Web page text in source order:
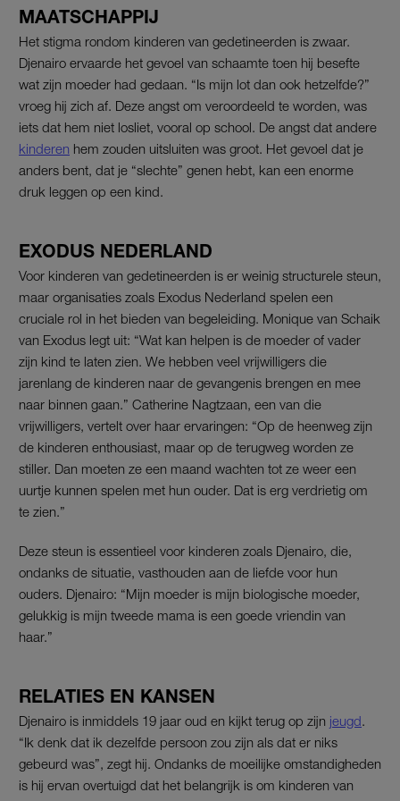
MAATSCHAPPIJ
Het stigma rondom kinderen van gedetineerden is zwaar.
Djenairo ervaarde het gevoel van schaamte toen hij besefte
wat zijn moeder had gedaan. “Is mijn lot dan ook hetzelfde?”
vroeg hij zich af. Deze angst om veroordeeld te worden, was
iets dat hem niet losliet, vooral op school. De angst dat andere
kinderen hem zouden uitsluiten was groot. Het gevoel dat je
anders bent, dat je “slechte” genen hebt, kan een enorme
druk leggen op een kind.
EXODUS NEDERLAND
Voor kinderen van gedetineerden is er weinig structurele steun,
maar organisaties zoals Exodus Nederland spelen een
cruciale rol in het bieden van begeleiding. Monique van Schaik
van Exodus legt uit: “Wat kan helpen is de moeder of vader
zijn kind te laten zien. We hebben veel vrijwilligers die
jarenlang de kinderen naar de gevangenis brengen en mee
naar binnen gaan.” Catherine Nagtzaan, een van die
vrijwilligers, vertelt over haar ervaringen: “Op de heenweg zijn
de kinderen enthousiast, maar op de terugweg worden ze
stiller. Dan moeten ze een maand wachten tot ze weer een
uurtje kunnen spelen met hun ouder. Dat is erg verdrietig om
te zien.”
Deze steun is essentieel voor kinderen zoals Djenairo, die,
ondanks de situatie, vasthouden aan de liefde voor hun
ouders. Djenairo: “Mijn moeder is mijn biologische moeder,
gelukkig is mijn tweede mama is een goede vriendin van
haar.”
RELATIES EN KANSEN
Djenairo is inmiddels 19 jaar oud en kijkt terug op zijn jeugd.
“Ik denk dat ik dezelfde persoon zou zijn als dat er niks
gebeurd was”, zegt hij. Ondanks de moeilijke omstandigheden
is hij ervan overtuigd dat het belangrijk is om kinderen van